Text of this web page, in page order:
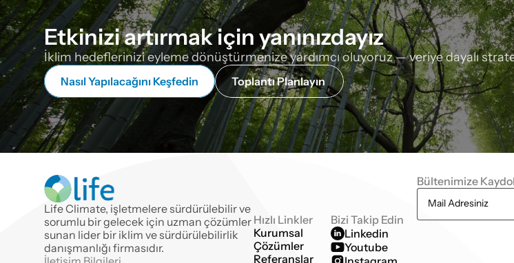
Etkinizi artırmak için yanınızdayız
İklim hedeflerinizi eyleme dönüştürmenize yardımcı oluyoruz — veriye dayalı
Nasıl Yapılacağını Keşfedin Toplantı Planlayın
Life Climate, işletmelere sürdürülebilir ve
sorumlu bir gelecek için uzman çözümler
sunan lider bir iklim ve sürdürülebilirlik
danışmanlığı firmasıdır.
Hızlı Linkler
Kurumsal
Çözümler
Referanslar
Bizi Takip Edin
Linkedin
Youtube
Bültenimize